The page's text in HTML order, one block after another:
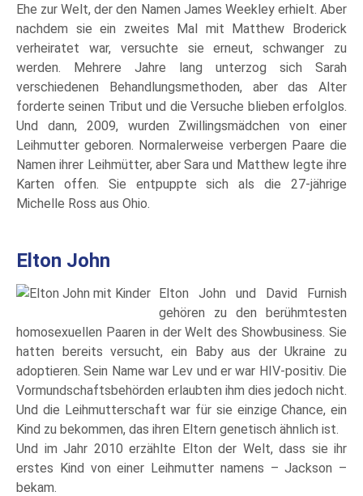
Ehe zur Welt, der den Namen James Weekley erhielt. Aber
nachdem sie ein zweites Mal mit Matthew Broderick
verheiratet war, versuchte sie erneut, schwanger zu
werden. Mehrere Jahre lang unterzog sich Sarah
verschiedenen Behandlungsmethoden, aber das Alter
forderte seinen Tribut und die Versuche blieben erfolglos.
Und dann, 2009, wurden Zwillingsmädchen von einer
Leihmutter geboren. Normalerweise verbergen Paare die
Namen ihrer Leihmütter, aber Sara und Matthew legte ihre
Karten offen. Sie entpuppte sich als die 27-jährige
Michelle Ross aus Ohio.
Elton John
Elton John und David Furnish
gehören zu den berühmtesten
homosexuellen Paaren in der Welt des Showbusiness. Sie
hatten bereits versucht, ein Baby aus der Ukraine zu
adoptieren. Sein Name war Lev und er war HIV-positiv. Die
Vormundschaftsbehörden erlaubten ihm dies jedoch nicht.
Und die Leihmutterschaft war für sie einzige Chance, ein
Kind zu bekommen, das ihren Eltern genetisch ähnlich ist.
Und im Jahr 2010 erzählte Elton der Welt, dass sie ihr
erstes Kind von einer Leihmutter namens – Jackson –
bekam.